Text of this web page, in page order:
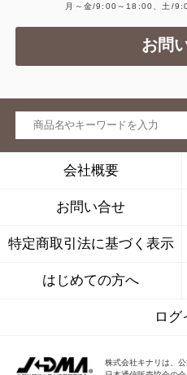
月～金/9:00～18:00、土/
お問
会社概要
お問い合せ
特定商取引法に基づく表示
はじめての方へ
ログ
株式会社キナリは、公